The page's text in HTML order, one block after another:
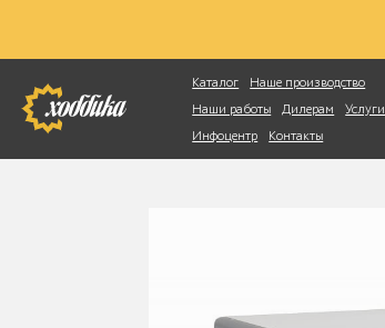
Каталог
Наше производство
Наши работы
Дилерам
Услуги
Инфоцентр
Контакты
Фотопоиск